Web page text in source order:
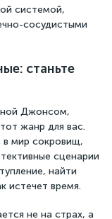
системой,
сосудистыми
станьте
Джонсом,
жанр для вас.
в мир сокровищ,
сценарии
найти
истечет время.
не на страх, а